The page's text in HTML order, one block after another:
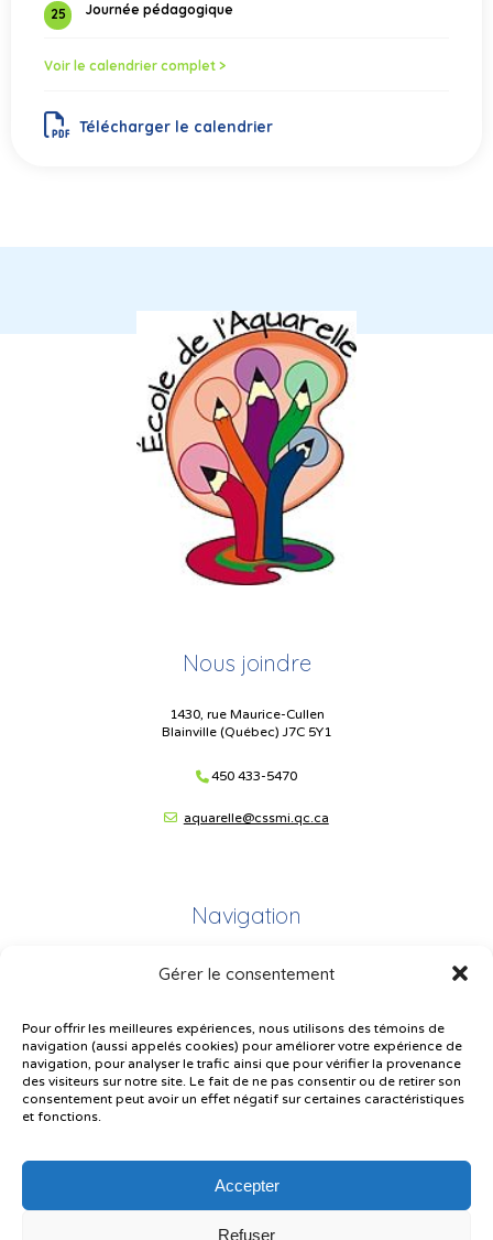
Gérer le consentement
Pour offrir les meilleures expériences, nous utilisons des témoins de
navigation (aussi appelés cookies) pour améliorer votre expérience de
navigation, pour analyser le trafic ainsi que pour vérifier la provenance
des visiteurs sur notre site. Le fait de ne pas consentir ou de retirer son
consentement peut avoir un effet négatif sur certaines caractéristiques
et fonctions.
Accepter
Refuser
25 Journée pédagogique
Voir le calendrier complet >
Télécharger le calendrier
Nous joindre
1430, rue Maurice-Cullen
Blainville (Québec) J7C 5Y1
450 433-5470
aquarelle@cssmi.qc.ca
Navigation
Plan du site
Plainte – service à l’élève
Politique de confidentialité